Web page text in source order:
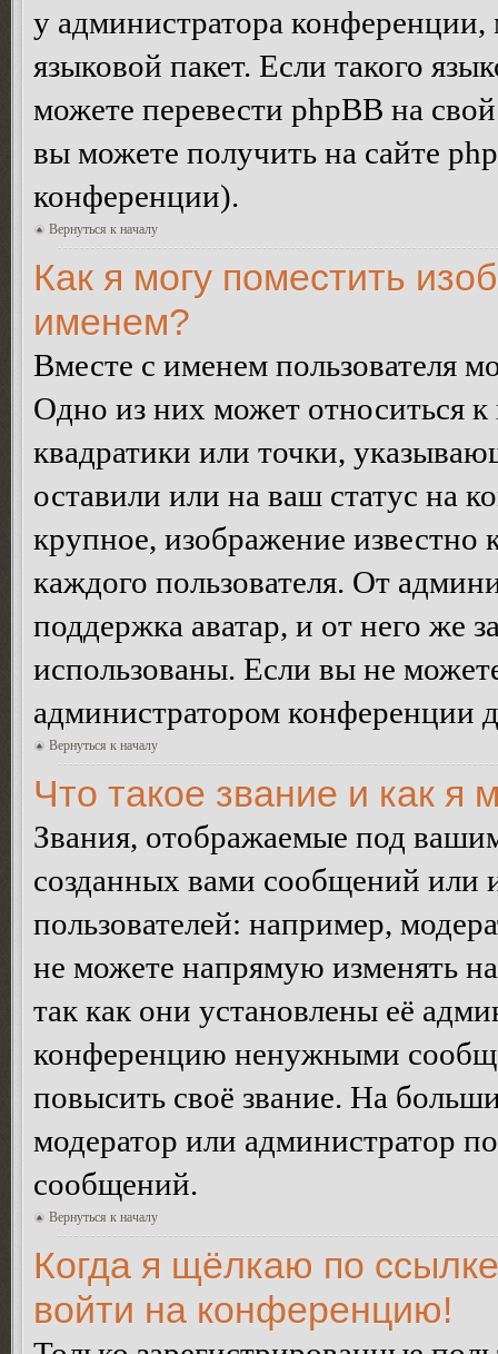
у администратора
языковой пакет. Если такого
можете перевести phpBB на
вы можете получить на сайте
конференции).
Вернуться к началу
Как я могу поместить
именем?
Вместе с именем пользователя
Одно из них может относиться
квадратики или точки,
оставили или на ваш статус на
крупное, изображение известно
каждого пользователя. От
поддержка аватар, и от него же
использованы. Если вы не
администратором конференции
Вернуться к началу
Что такое звание и как я
Звания, отображаемые под
созданных вами сообщений
пользователей: например,
не можете напрямую изменять
так как они установлены её
конференцию ненужными
повысить своё звание. На
модератор или администратор
сообщений.
Вернуться к началу
Когда я щёлкаю по
войти на конференцию!